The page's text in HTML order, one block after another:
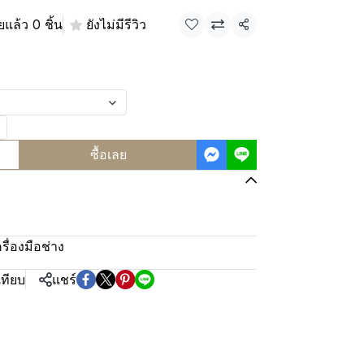
แล้ว 0 ชิ้น ยังไม่มีรีวิว แชร์
ซื้อเลย
รื่องมือช่าง
ทียบ แชร์